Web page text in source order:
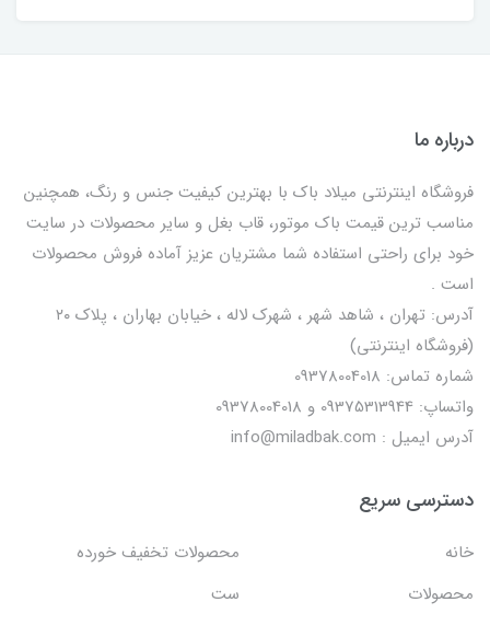
درباره ما
فروشگاه اینترنتی میلاد باک با بهترین کیفیت جنس و رنگ، همچنین
مناسب ترین قیمت باک موتور، قاب بغل و سایر محصولات در سایت
خود برای راحتی استفاده شما مشتریان عزیز آماده فروش محصولات
است .
آدرس: تهران ، شاهد شهر ، شهرک لاله ، خیابان بهاران ، پلاک ۲۰
(فروشگاه اینترنتی)
شماره تماس: 09378004018
واتساپ: 09375313944 و 09378004018
آدرس ایمیل : info@miladbak.com
دسترسی سریع
خانه
محصولات تخفیف خورده
محصولات
ست